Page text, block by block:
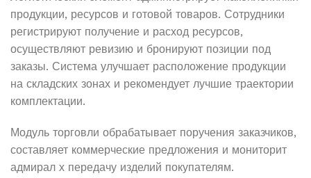
продукции, ресурсов и готовой товаров. Сотрудники
регистрируют получение и расход ресурсов,
осуществляют ревизию и бронируют позиции под
заказы. Система улучшает расположение продукции
на складских зонах и рекомендует лучшие траектории
комплектации.
Модуль торговли обрабатывает поручения заказчиков,
составляет коммерческие предложения и мониторит
адмирал х передачу изделий покупателям.